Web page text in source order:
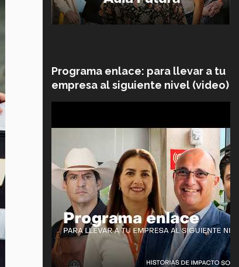
Programa enlace: para llevar a tu
empresa al siguiente nivel (video)